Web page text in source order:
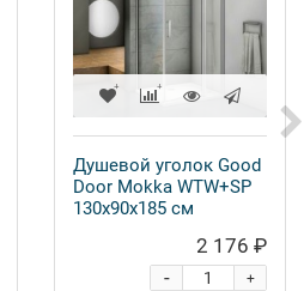
Душевой уголок Good
Door Mokka WTW+SP
130х90х185 см
2 176 ₽
+
-